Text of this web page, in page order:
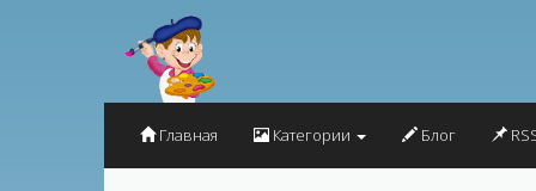
Главная Категории Блог